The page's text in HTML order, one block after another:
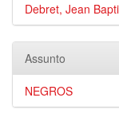
Debret, Jean
Assunto
NEGROS